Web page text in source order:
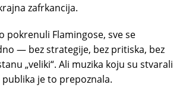
zafrkancija.
pokrenuli Flamingose, sve se
— bez strategije, bez pritiska, bez
„veliki“. Ali muzika koju su stvarali
je to prepoznala.